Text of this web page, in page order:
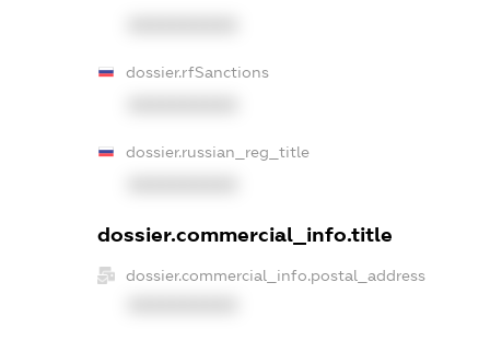
dossier.rfSanctions
dossier.russian_reg_title
dossier.commercial_info.title
dossier.commercial_info.postal_address